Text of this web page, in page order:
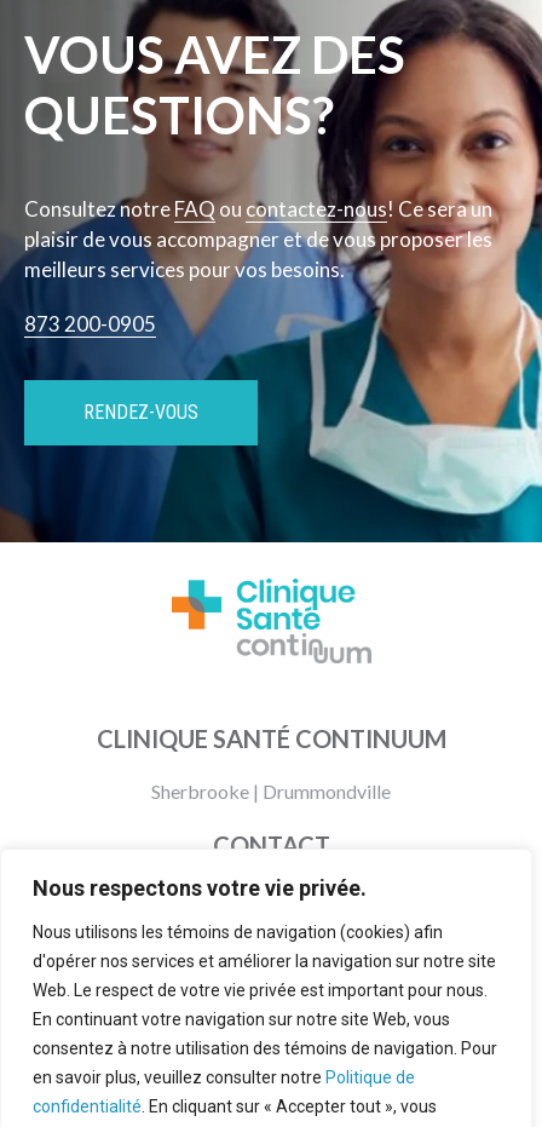
Nous respectons votre vie privée.
Nous utilisons les témoins de navigation (cookies) afin
d'opérer nos services et améliorer la navigation sur notre site
Web. Le respect de votre vie privée est important pour nous.
En continuant votre navigation sur notre site Web, vous
consentez à notre utilisation des témoins de navigation. Pour
en savoir plus, veuillez consulter notre Politique de
confidentialité . En cliquant sur « Accepter tout », vous
VOUS AVEZ DES
QUESTIONS?
Consultez notreFAQ ou contactez-nous! Ce sera un
plaisir de vous accompagner et de vous proposer les
meilleurs services pour vos besoins.
873 200-0905
RENDEZ-VOUS
CLINIQUE SANTÉ CONTINUUM
Sherbrooke | Drummondville
CONTACT
873 200-0905
info@cliniquesantecontinuum.com
Politiques et modalités
À propos
FAQ